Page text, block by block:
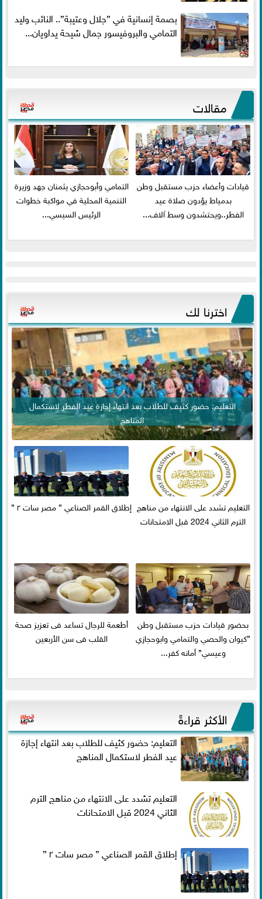
بصمة إنسانية في ”جلال وعتيبة”.. النائب وليد
التمامي والبروفيسور جمال شيحة يداويان...
مقالات
قيادات وأعضاء حزب مستقبل وطن
بدمياط يؤدون صلاة عيد
الفطر..ويحتشدون وسط آلاف...
التمامي وأبوحجازي يثمنان جهد وزيرة
التنمية المحلية في مواكبة خطوات
الرئيس السيسي...
اخترنا لك
التعليم: حضور كثيف للطلاب بعد انتهاء إجازة عيد الفطر لاستكمال
المناهج
التعليم تشدد على الانتهاء من مناهج
الترم الثاني 2024 قبل الامتحانات
إطلاق القمر الصناعي ” مصر سات ٢ ”
بحضور قيادات حزب مستقبل وطن
”كيوان والحصي والتمامي وابوحجازي
وعيسي” أمانه كفر...
أطعمة للرجال تساعد فى تعزيز صحة
القلب فى سن الأربعين
الأكثر قراءةً
التعليم: حضور كثيف للطلاب بعد انتهاء إجازة
عيد الفطر لاستكمال المناهج
التعليم تشدد على الانتهاء من مناهج الترم
الثاني 2024 قبل الامتحانات
إطلاق القمر الصناعي ” مصر سات ٢ ”